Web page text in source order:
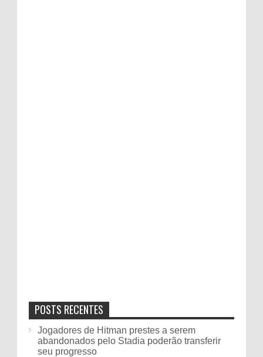
POSTS RECENTES
Jogadores de Hitman prestes a serem
abandonados pelo Stadia poderão transferir
seu progresso